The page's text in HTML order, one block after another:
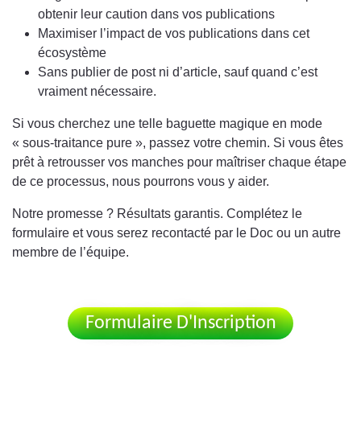
obtenir leur caution dans vos publications
Maximiser l’impact de vos publications dans cet
écosystème
Sans publier de post ni d’article, sauf quand c’est
vraiment nécessaire.
Si vous cherchez une telle baguette magique en mode
« sous-traitance pure », passez votre chemin. Si vous êtes
prêt à retrousser vos manches pour maîtriser chaque étape
de ce processus, nous pourrons vous y aider.
Notre promesse ? Résultats garantis. Complétez le
formulaire et vous serez recontacté par le Doc ou un autre
membre de l’équipe.
Formulaire D'Inscription